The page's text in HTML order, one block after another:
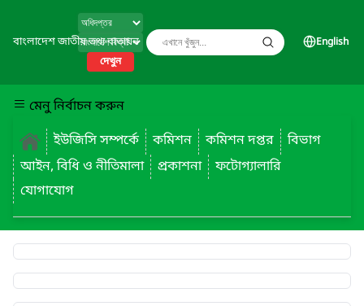
বাংলাদেশ জাতীয় তথ্য বাতায়ন
দেখুন
English
মেনু নির্বাচন করুন
ইউজিসি সম্পর্কে
কমিশন কমিশন দপ্তর
বিভাগ
আইন, বিধি ও নীতিমালা
প্রকাশনা
ফটোগ্যালারি
যোগাযোগ